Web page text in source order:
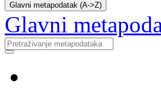
Glavni metapodatak (A->Z)
Glavni